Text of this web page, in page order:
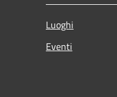
Luoghi
Eventi